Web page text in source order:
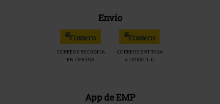
Envío
CORREOS RECOGIDA
EN OFICINA
CORREOS ENTREGA
A DOMICILIO
App de EMP